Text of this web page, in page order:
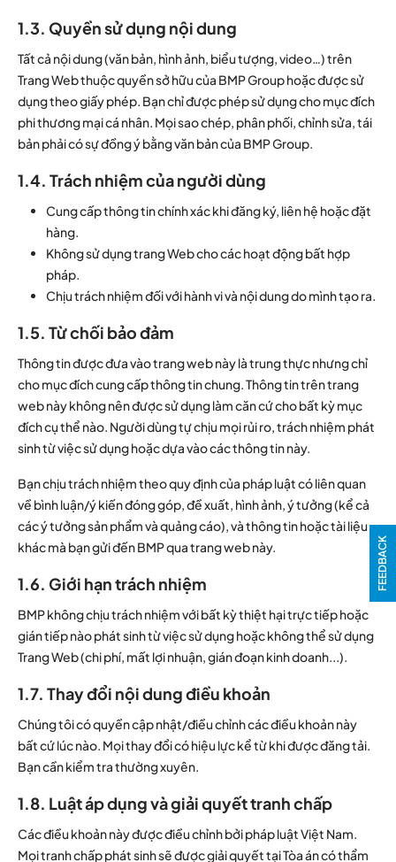
1.3. Quyền sử dụng nội dung
Tất cả nội dung (văn bản, hình ảnh, biểu tượng, video…) trên
Trang Web thuộc quyền sở hữu của BMP Group hoặc được sử
dụng theo giấy phép. Bạn chỉ được phép sử dụng cho mục đích
phi thương mại cá nhân. Mọi sao chép, phân phối, chỉnh sửa, tái
bản phải có sự đồng ý bằng văn bản của BMP Group.
1.4. Trách nhiệm của người dùng
Cung cấp thông tin chính xác khi đăng ký, liên hệ hoặc đặt
hàng.
Không sử dụng trang Web cho các hoạt động bất hợp
pháp.
Chịu trách nhiệm đối với hành vi và nội dung do mình tạo ra.
1.5. Từ chối bảo đảm
Thông tin được đưa vào trang web này là trung thực nhưng chỉ
cho mục đích cung cấp thông tin chung. Thông tin trên trang
web này không nên được sử dụng làm căn cứ cho bất kỳ mục
đích cụ thể nào. Người dùng tự chịu mọi rủi ro, trách nhiệm phát
sinh từ việc sử dụng hoặc dựa vào các thông tin này.
Bạn chịu trách nhiệm theo quy định của pháp luật có liên quan
về bình luận/ý kiến đóng góp, đề xuất, hình ảnh, ý tưởng (kể cả
các ý tưởng sản phẩm và quảng cáo), và thông tin hoặc tài liệu
khác mà bạn gửi đến BMP qua trang web này.
1.6. Giới hạn trách nhiệm
BMP không chịu trách nhiệm với bất kỳ thiệt hại trực tiếp hoặc
gián tiếp nào phát sinh từ việc sử dụng hoặc không thể sử dụng
Trang Web (chi phí, mất lợi nhuận, gián đoạn kinh doanh...).
1.7. Thay đổi nội dung điều khoản
Chúng tôi có quyền cập nhật/điều chỉnh các điều khoản này
bất cứ lúc nào. Mọi thay đổi có hiệu lực kể từ khi được đăng tải.
Bạn cần kiểm tra thường xuyên.
1.8. Luật áp dụng và giải quyết tranh chấp
Các điều khoản này được điều chỉnh bởi pháp luật Việt Nam.
Mọi tranh chấp phát sinh sẽ được giải quyết tại Tòa án có thẩm
FEEDBACK